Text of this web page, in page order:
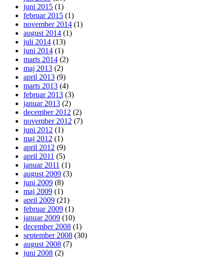
juni 2015 (1)
februar 2015 (1)
november 2014 (1)
august 2014 (1)
juli 2014 (13)
juni 2014 (1)
marts 2014 (2)
maj 2013 (2)
april 2013 (9)
marts 2013 (4)
februar 2013 (3)
januar 2013 (2)
december 2012 (2)
november 2012 (7)
juni 2012 (1)
maj 2012 (1)
april 2012 (9)
april 2011 (5)
januar 2011 (1)
august 2009 (3)
juni 2009 (8)
maj 2009 (1)
april 2009 (21)
februar 2009 (1)
januar 2009 (10)
december 2008 (1)
september 2008 (30)
august 2008 (7)
juni 2008 (2)